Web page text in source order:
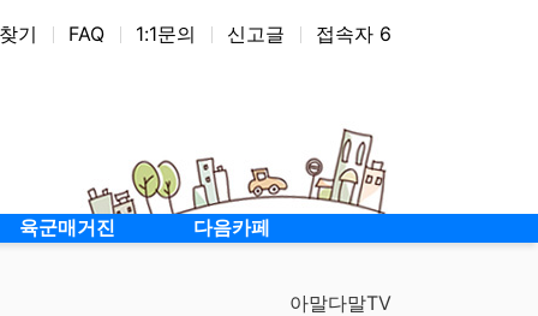
기 FAQ 1:1문의 신고글 접속자 6
127기보대대 전우회 사단직할
육군매거진 다음카페
아말다말TV